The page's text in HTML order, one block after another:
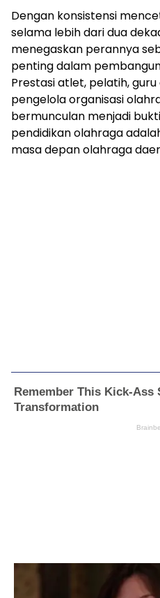
Dengan konsistensi
selama lebih dari dua
menegaskan perannya
penting dalam
Prestasi atlet, pelatih,
pengelola organisasi
bermunculan menjadi
pendidikan olahraga
masa depan olahraga